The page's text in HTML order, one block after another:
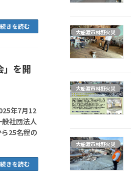
続きを読む
」を開
年7月12
社団法人
25名程の
続きを読む
大船渡市林野火災
大船渡市林野火災
大船渡市林野火災